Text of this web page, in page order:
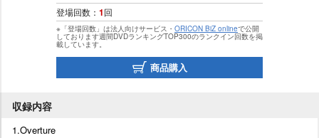
登場回数： 1回
※「登場回数」は法人向けサービス・ ORICON BiZ onlineで公開
しております週間DVDランキングTOP300のランクイン回数を掲
載しています。
商品購入
収録内容
1.Overture